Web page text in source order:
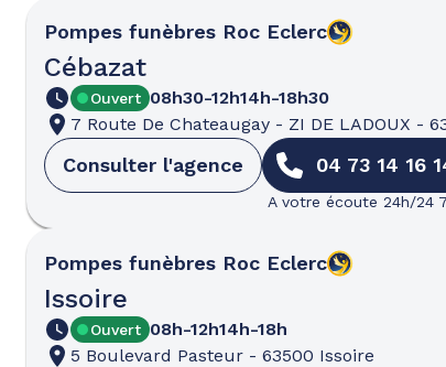
Pompes funèbres Roc Eclerc
Cébazat
Ouvert 08h30-12h14h-18h30
7 Route De Chateaugay - ZI DE LADOUX -
Consulter l'agence 04 73 14 16
A votre écoute 24h/24
Pompes funèbres Roc Eclerc
Issoire
Ouvert 08h-12h14h-18h
5 Boulevard Pasteur - 63500 Issoire